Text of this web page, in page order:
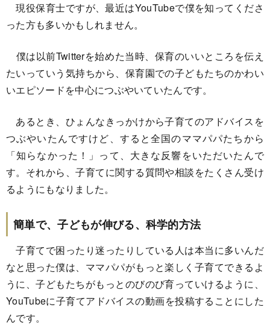
現役保育士ですが、最近はYouTubeで僕を知ってくださ
った方も多いかもしれません。
僕は以前Twitterを始めた当時、保育のいいところを伝え
たいっていう気持ちから、保育園での子どもたちのかわい
いエピソードを中心につぶやいていたんです。
あるとき、ひょんなきっかけから子育てのアドバイスを
つぶやいたんですけど、すると全国のママパパたちから
「知らなかった！」って、大きな反響をいただいたんで
す。それから、子育てに関する質問や相談をたくさん受け
るようにもなりました。
簡単で、子どもが伸びる、科学的方法
子育てで困ったり迷ったりしている人は本当に多いんだ
なと思った僕は、ママパパがもっと楽しく子育てできるよ
うに、子どもたちがもっとのびのび育っていけるように、
YouTubeに子育てアドバイスの動画を投稿することにした
んです。